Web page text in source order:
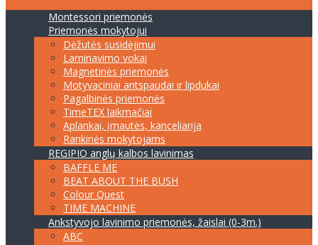
Montessori priemonės
Priemonės mokytojui
Dėžutės susidėjimui
Laminavimo vokai
Magnetinės priemonės
Motyvaciniai antspaudai ir lipdukai
Pagalbinės priemonės
TimeTEX laikmačiai
Aplankai, įmautės, kanceliarija
Rankinės mokytojams
REGIPIO anglų kalbos lavinimas
BAFFLE ME
BEAT ABOUT THE BUSH
Colour Quest
TIME MACHINE
Ankstyvojo lavinimo priemonės, žaislai (0-3m.)
ABC